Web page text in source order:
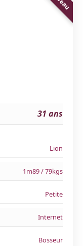
31 ans
Lion
1m89 / 79kgs
Petite
Internet
Bosseur